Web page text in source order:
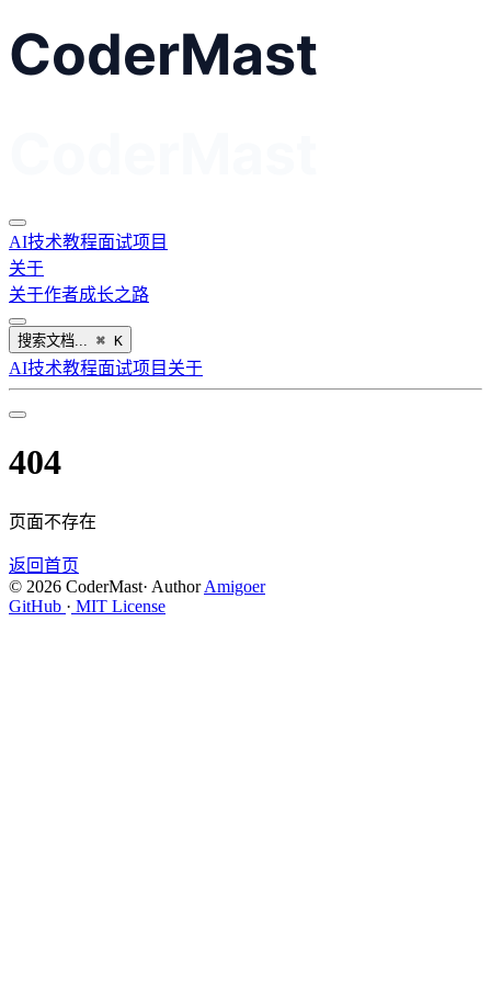
AI技术教程面试项目
关于
关于作者成长之路
搜索文档... ⌘ K
AI技术教程面试项目 关于
404
页面不存在
返回首页
© 2026 CoderMast· AuthorAmigoer
GitHub · MIT License